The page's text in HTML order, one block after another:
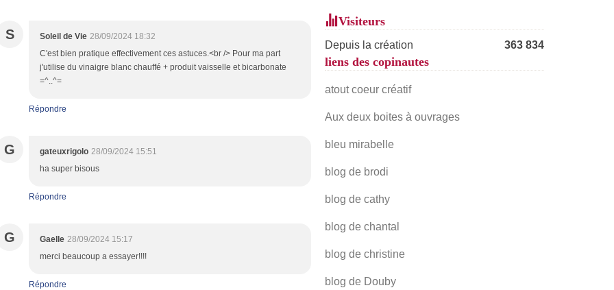
S Soleil de Vie 28/09/2024 18:32
C'est bien pratique effectivement ces astuces.<br /> Pour ma part
j'utilise du vinaigre blanc chauffé + produit vaisselle et bicarbonate
=^..^=
Répondre
G gateuxrigolo 28/09/2024 15:51
ha super bisous
Répondre
G Gaelle 28/09/2024 15:17
merci beaucoup a essayer!!!!
Répondre
Visiteurs
Depuis la création 363 834
liens des copinautes
atout coeur créatif
Aux deux boites à ouvrages
bleu mirabelle
blog de brodi
blog de cathy
blog de chantal
blog de christine
blog de Douby